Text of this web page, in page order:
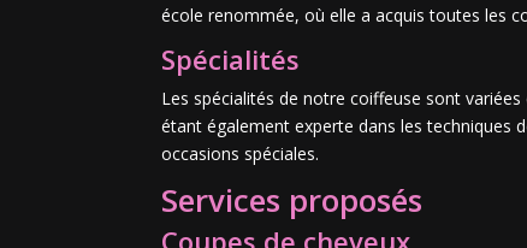
école renommée, où elle a acquis toutes les
Spécialités
Les spécialités de notre coiffeuse sont
étant également experte dans les techniques
occasions spéciales.
Services proposés
Coupes de cheveux